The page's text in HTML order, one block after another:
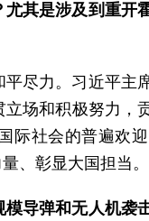
其是涉及到重
尽力。习近平主
场和积极努力，
际社会的普遍欢
、彰显大国担当。
导弹和无人机袭